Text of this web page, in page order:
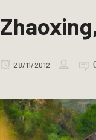
28/11/2012